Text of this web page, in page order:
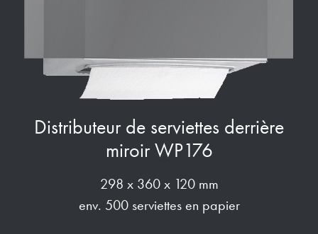
Distributeur de serviettes derrière
miroir WP176
298 x 360 x 120 mm
env. 500 serviettes en papier